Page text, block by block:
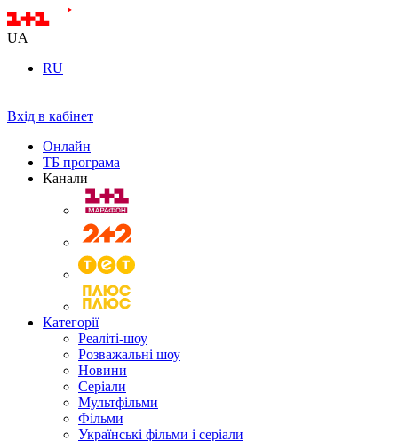
UA
RU
Вхід в кабінет
Онлайн
ТБ програма
Канали
Категорії
Реаліті-шоу
Розважальні шоу
Новини
Серіали
Мультфільми
Фільми
Українські фільми і серіали